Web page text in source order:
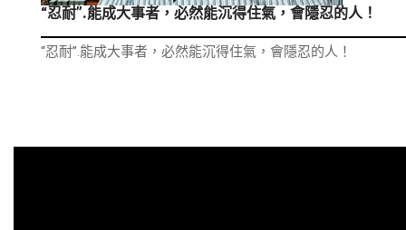
“忍耐”.能成大事者，必然能沉得住氣，會隱忍的人！
“忍耐”.能成大事者，必然能沉得住氣，會隱忍的人！